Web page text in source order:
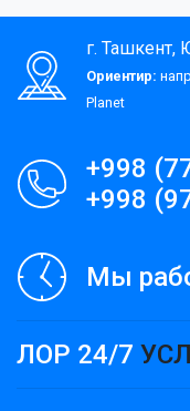
г. Ташкент,
Ориентир:
Planet
+998
+998
Мы
ЛОР 24/7